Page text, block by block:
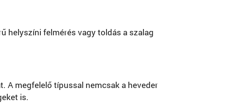
helyszíni felmérés vagy toldás a szalag
A megfelelő típussal nemcsak a heveder
is.